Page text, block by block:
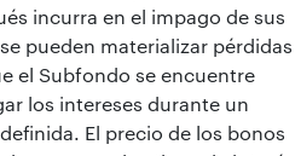
incurra en el impago de sus
pueden materializar pérdidas
el Subfondo se encuentre
los intereses durante un
El precio de los bonos